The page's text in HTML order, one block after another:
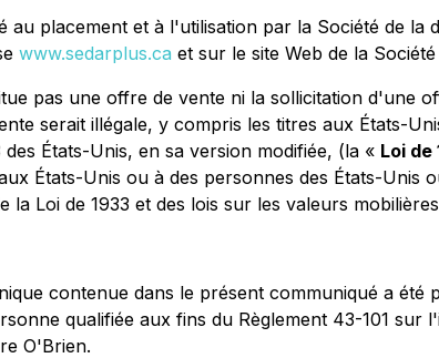
placement et à l'utilisation par la Société de
www.sedarplus.ca et sur le site Web de la
pas une offre de vente ni la sollicitation
serait illégale, y compris les titres aux États-
des États-Unis, en sa version modifiée, (la « Loi de
États-Unis ou à des personnes des États-
la Loi de 1933 et des lois sur les valeurs
contenue dans le présent communiqué a
qualifiée aux fins du Règlement 43-101 sur
O'Brien.